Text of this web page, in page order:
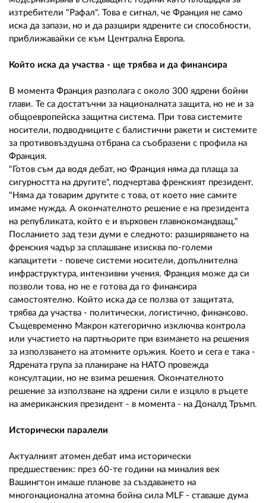
изтребители "Рафал". Това е сигнал, че Франция не само
иска да запази, но и да разшири ядрените си способности,
приближавайки се към Централна Европа.
Който иска да участва - ще трябва и да финансира
В момента Франция разполага с около 300 ядрени бойни
глави. Те са достатъчни за националната защита, но не и за
общоевропейска защитна система. При това системите
носители, подводниците с балистични ракети и системите
за противовъздушна отбрана са съобразени с профила на
Франция.
"Готов съм да водя дебат, но Франция няма да плаща за
сигурността на другите", подчертава френският президент.
"Няма да товарим другите с това, от което ние самите
имаме нужда. А окончателното решение е на президента
на републиката, който е и върховен главнокомандващ."
Посланието зад тези думи е следното: разширяването на
френския чадър за сплашване изисква по-големи
капацитети - повече системи носители, допълнителна
инфраструктура, интензивни учения. Франция може да си
позволи това, но не е готова да го финансира
самостоятелно. Който иска да се ползва от защитата,
трябва да участва - политически, логистично, финансово.
Същевременно Макрон категорично изключва контрола
или участието на партньорите при взимането на решения
за използването на атомните оръжия. Което и сега е така -
Ядрената група за планиране на НАТО провежда
консултации, но не взима решения. Окончателното
решение за използване на ядрени сили е изцяло в ръцете
на американския президент - в момента - на Доналд Тръмп.
Исторически паралели
Актуалният атомен дебат има исторически
предшественик: през 60-те години на миналия век
Вашингтон имаше планове за създаването на
многонационална атомна бойна сила MLF - ставаше дума